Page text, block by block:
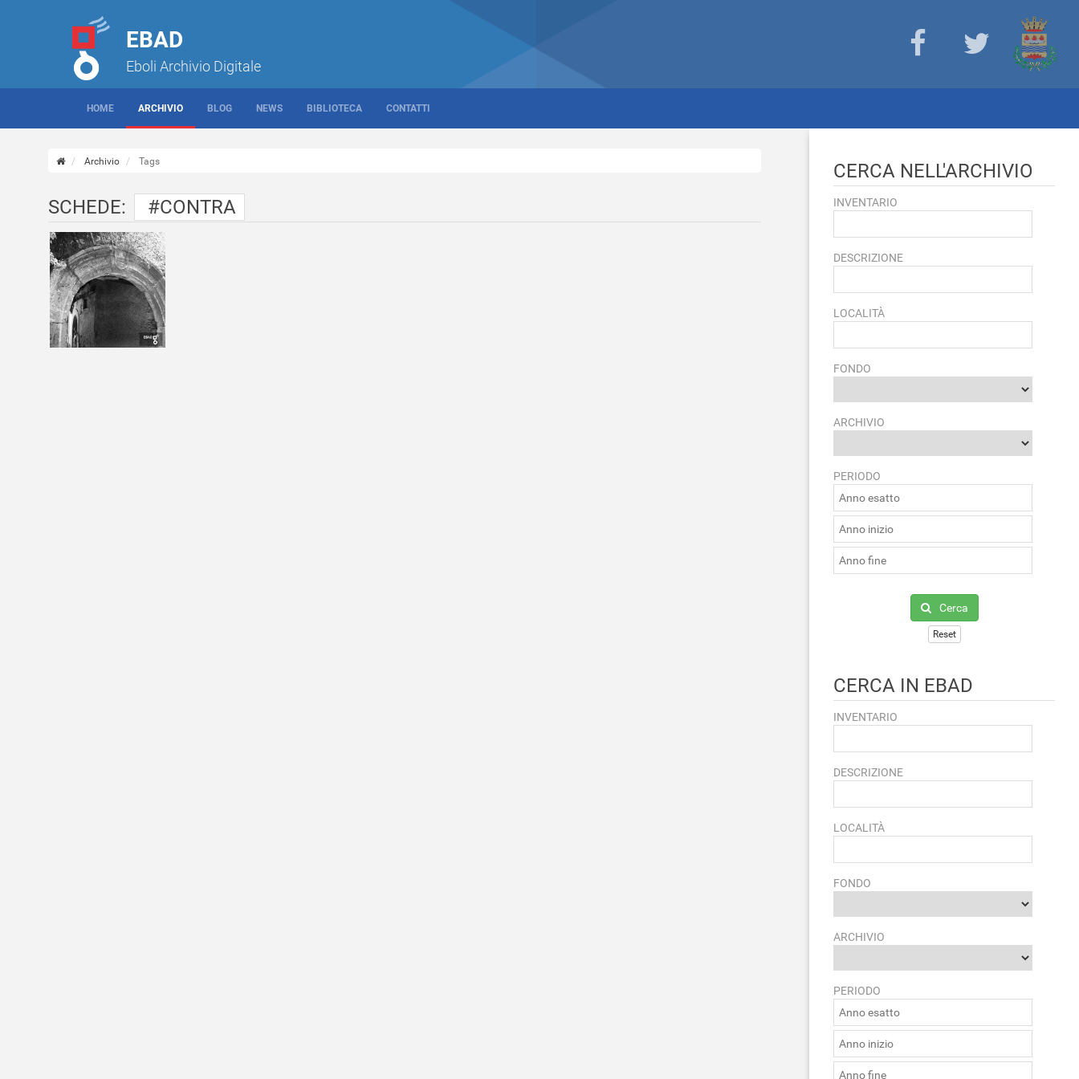
EBAD
Eboli Archivio Digitale
HOME ARCHIVIO BLOG NEWS BIBLIOTECA CONTATTI
Archivio Tags
SCHEDE: #CONTRA
CERCA NELL'ARCHIVIO
INVENTARIO
DESCRIZIONE
LOCALITÀ
FONDO
ARCHIVIO
PERIODO
Cerca
Reset
CERCA IN EBAD
INVENTARIO
DESCRIZIONE
LOCALITÀ
FONDO
ARCHIVIO
PERIODO